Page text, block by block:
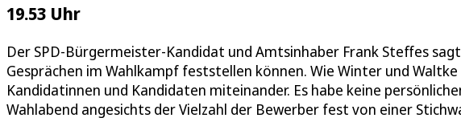
19.53 Uhr
Der SPD-Bürgermeister-Kandidat und Amtsinhaber Frank Steffes
Gesprächen im Wahlkampf feststellen können. Wie Winter und
Kandidatinnen und Kandidaten miteinander. Es habe keine
Wahlabend angesichts der Vielzahl der Bewerber fest von einer